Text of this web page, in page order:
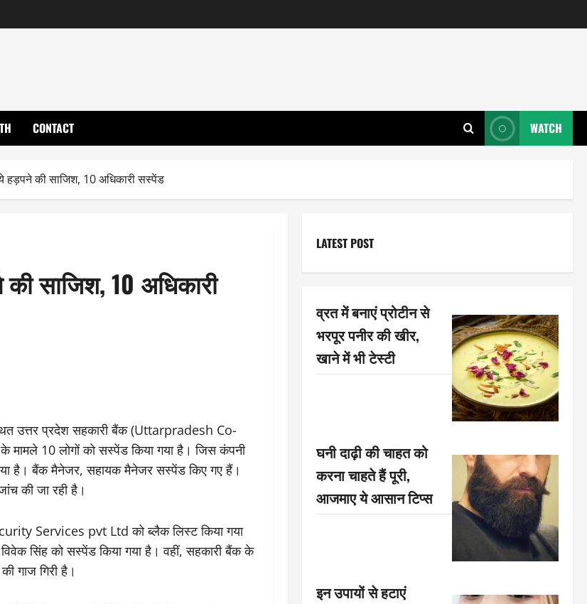
CONTACT WATCH
की साजिश, 10 अधिकारी सस्पेंड
साजिश, 10 अधिकारी
उत्तर प्रदेश सहकारी बैंक (Uttarpradesh Co-
10 लोगों को सस्पेंड किया गया है। जिस कंपनी
गया है। बैंक मैनेजर, सहायक मैनेजर सस्पेंड किए गए हैं।
की जा रही है।
Services pvt Ltd को ब्लैक लिस्ट किया गया
सिंह को सस्पेंड किया गया है। वहीं, सहकारी बैंक के
गाज गिरी है।
LATEST POST
व्रत में बनाएं प्रोटीन से
भरपूर पनीर की खीर,
खाने में भी टेस्टी
घनी दाढ़ी की चाहत को
करना चाहते हैं पूरी,
आजमाए ये आसान टिप्स
इन उपायों से हटाएं